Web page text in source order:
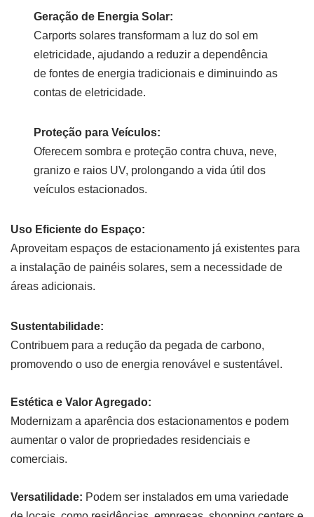
Geração de Energia Solar:
Carports solares transformam a luz do sol em
eletricidade, ajudando a reduzir a dependência
de fontes de energia tradicionais e diminuindo as
contas de eletricidade.
Proteção para Veículos:
Oferecem sombra e proteção contra chuva, neve,
granizo e raios UV, prolongando a vida útil dos
veículos estacionados.
Uso Eficiente do Espaço:
Aproveitam espaços de estacionamento já existentes para
a instalação de painéis solares, sem a necessidade de
áreas adicionais.
Sustentabilidade:
Contribuem para a redução da pegada de carbono,
promovendo o uso de energia renovável e sustentável.
Estética e Valor Agregado:
Modernizam a aparência dos estacionamentos e podem
aumentar o valor de propriedades residenciais e
comerciais.
Versatilidade: Podem ser instalados em uma variedade